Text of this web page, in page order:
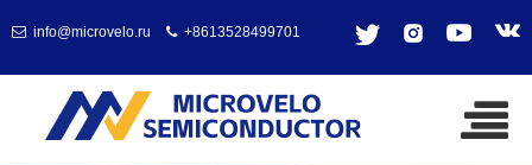
info@microvelo.ru +8613528499701